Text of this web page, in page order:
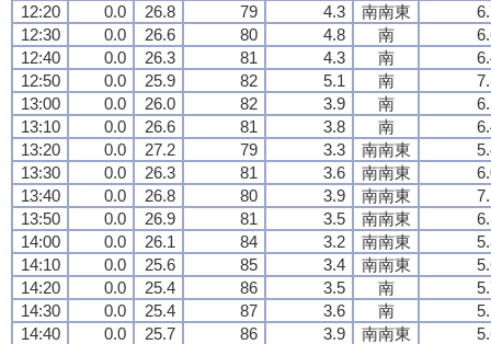
12:20
0.0 26.8 79 4.3 南南東
12:30
0.0 26.6 80 4.8 南
12:40
0.0 26.3 81 4.3 南
12:50
0.0 25.9 82 5.1 南
13:00
0.0 26.0 82 3.9 南
13:10
0.0 26.6 81 3.8 南
13:20
0.0 27.2 79 3.3 南南東
13:30
0.0 26.3 81 3.6 南南東
13:40
0.0 26.8 80 3.9 南南東
13:50
0.0 26.9 81 3.5 南南東
14:00
0.0 26.1 84 3.2 南南東
14:10
0.0 25.6 85 3.4 南南東
14:20
0.0 25.4 86 3.5 南
14:30
0.0 25.4 87 3.6 南
14:40
0.0 25.7 86 3.9 南南東